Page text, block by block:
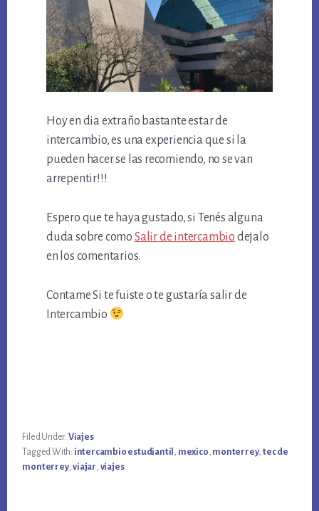
Hoy en dia extraño bastante estar de
intercambio, es una experiencia que si la
pueden hacer se las recomiendo, no se van
arrepentir!!!
Espero que te haya gustado, si Tenés alguna
duda sobre como Salir de intercambio dejalo
en los comentarios.
Contame Si te fuiste o te gustaría salir de
Intercambio
Filed Under: Viajes
Tagged With: intercambio estudiantil , mexico, monterrey,tec de
monterrey,viajar, viajes